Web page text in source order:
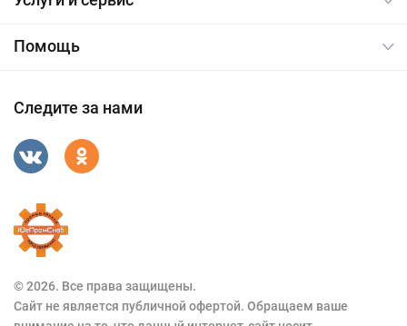
Помощь
Следите за нами
© 2026. Все права защищены.
Сайт не является публичной офертой. Обращаем ваше